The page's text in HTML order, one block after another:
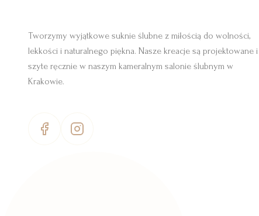
Tworzymy wyjątkowe suknie ślubne z miłością do wolności,
lekkości i naturalnego piękna. Nasze kreacje są projektowane i
szyte ręcznie w naszym kameralnym salonie ślubnym w
Krakowie.